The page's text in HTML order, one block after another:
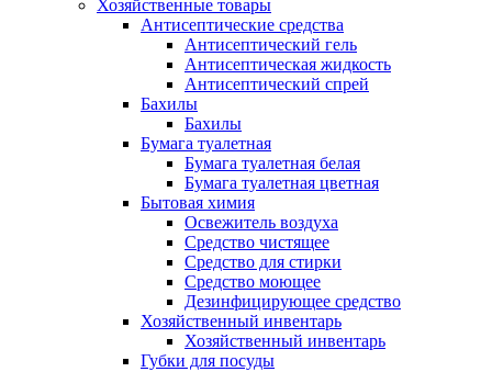
Хозяйственные товары
Антисептические средства
Антисептический гель
Антисептическая жидкость
Антисептический спрей
Бахилы
Бахилы
Бумага туалетная
Бумага туалетная белая
Бумага туалетная цветная
Бытовая химия
Освежитель воздуха
Средство чистящее
Средство для стирки
Средство моющее
Дезинфицирующее средство
Хозяйственный инвентарь
Хозяйственный инвентарь
Губки для посуды